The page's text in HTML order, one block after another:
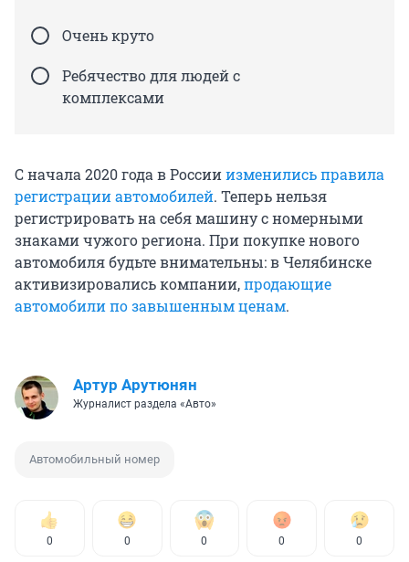
Очень круто
Ребячество для людей с
комплексами
С начала 2020 года в Россииизменились правила
регистрации автомобилей. Теперь нельзя
регистрировать на себя машину с номерными
знаками чужого региона. При покупке нового
автомобиля будьте внимательны: в Челябинске
активизировались компании,продающие
автомобили по завышенным ценам.
Артур Арутюнян
Журналист раздела «Авто»
Автомобильный номер
0 0 0 0 0